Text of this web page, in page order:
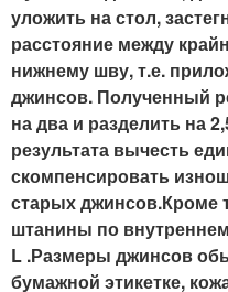
уложить на стол,
расстояние между
нижнему шву, т.е.
джинсов. Полученный
на два и разделить на
результата вычесть
скомпенсировать
старых джинсов.Кроме
штанины по
L .Размеры джинсов
бумажной этикетке,